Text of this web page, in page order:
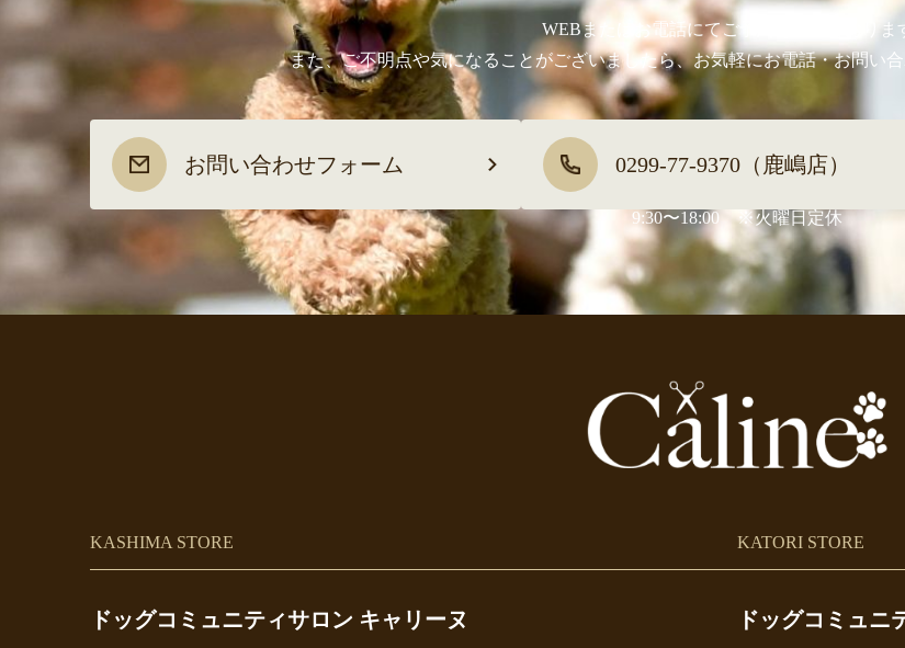
WEBまたはお電話にてご予約を承っておりま
また、ご不明点や気になることがございましたら、お気軽にお電話・お問い
お問い合わせフォーム 0299-77-9370（鹿嶋店）
9:30〜18:00 ※火曜日定休
KASHIMA STORE
ドッグコミュニティサロン キャリーヌ
KATORI STORE
ドッグコミュニ